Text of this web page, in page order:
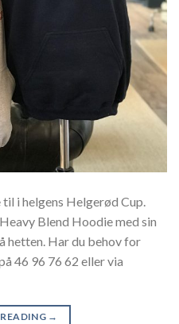
i helgens Helgerød Cup.
Blend Hoodie med sin
hetten. Har du behov for
46 96 76 62 eller via
→